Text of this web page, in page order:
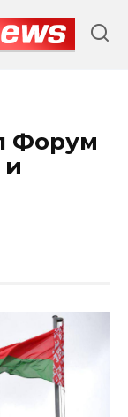
Форум
и